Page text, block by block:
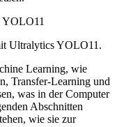
Ultralytics YOLO11.
Learning, wie
Transfer-Learning und
was in der Computer
Abschnitten
wie sie zur